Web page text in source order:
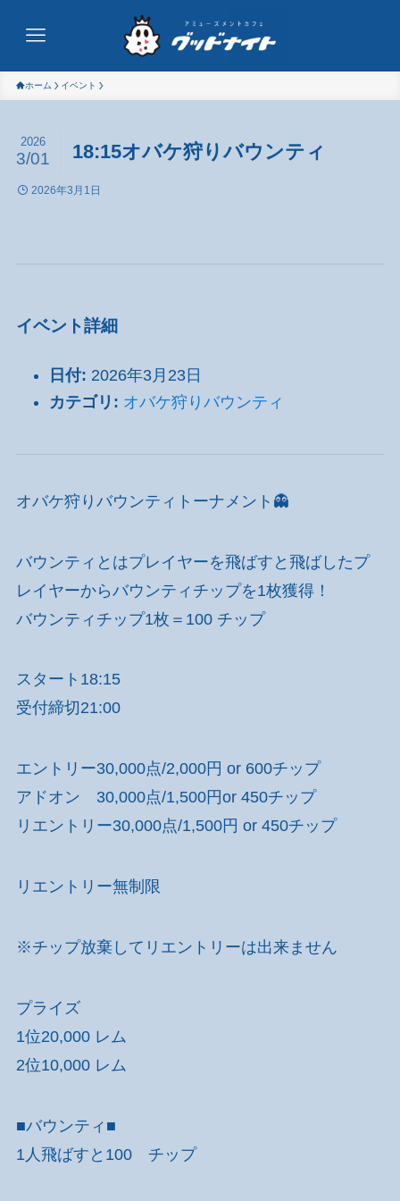
ホーム イベント
18:15オバケ狩りバウンティ
2026
3/01
2026年3月1日
イベント詳細
日付: 2026年3月23日
カテゴリ: オバケ狩りバウンティ
オバケ狩りバウンティトーナメント👻
バウンティとはプレイヤーを飛ばすと飛ばしたプ
レイヤーからバウンティチップを1枚獲得！
バウンティチップ1枚＝100 チップ
スタート18:15
受付締切21:00
エントリー30,000点/2,000円 or 600チップ
アドオン 30,000点/1,500円or 450チップ
リエントリー30,000点/1,500円 or 450チップ
リエントリー無制限
※チップ放棄してリエントリーは出来ません
プライズ
1位20,000 レム
2位10,000 レム
■バウンティ■
1人飛ばすと100 チップ